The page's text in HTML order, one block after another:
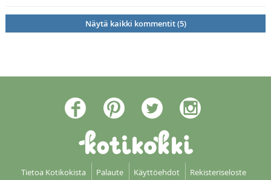
Näytä kaikki kommentit (5)
Tietoa Kotikokista Palaute Käyttöehdot Rekisteriseloste